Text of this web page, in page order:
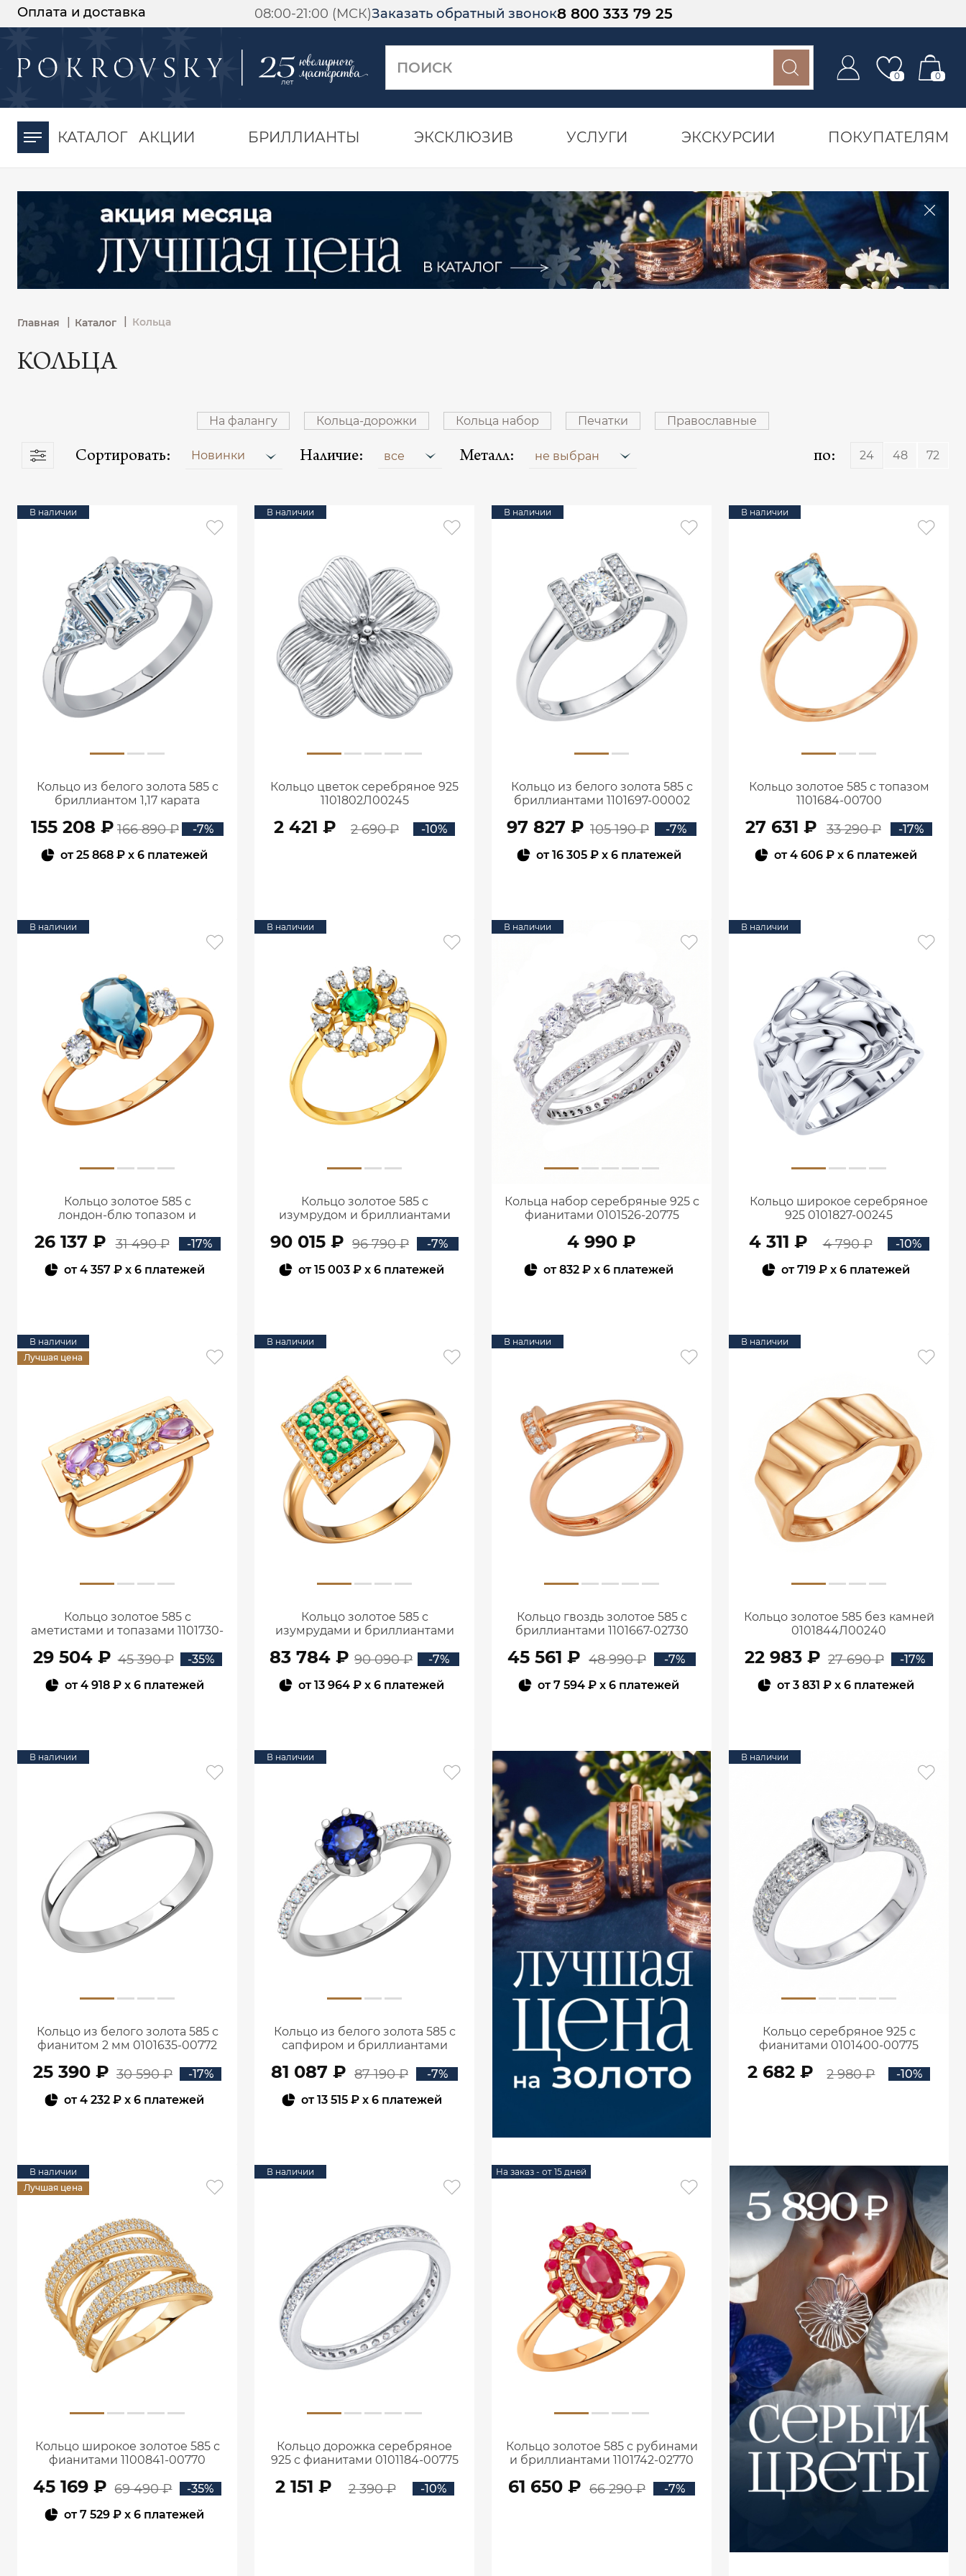
Оплата и доставка 08:00-21:00 (МСК)Заказать обратный звонок8 800 333 79 25
0 0
КАТАЛОГ АКЦИИ БРИЛЛИАНТЫ ЭКСКЛЮЗИВ УСЛУГИ ЭКСКУРСИИ ПОКУПАТЕЛЯМ
Главная | Каталог Кольца
КОЛЬЦА
На фалангу Кольца-дорожки Кольца набор Печатки Православные
Сортировать: Новинки Наличие: все Металл: не выбран по: 24 48 72
В наличии
Кольцо из белого золота 585 с
бриллиантом 1,17 карата
155 208 ₽ 166 890 ₽
-7%
от25 868 ₽ x 6 платежей
В наличии
Кольцо цветок серебряное 925
1101802Л00245
2 421 ₽ 2 690 ₽ -10%
В наличии
Кольцо из белого золота 585 с
бриллиантами 1101697-00002
97 827 ₽ 105 190 ₽
-7%
от16 305 ₽x 6 платежей
В наличии
Кольцо золотое 585 с топазом
1101684-00700
27 631 ₽ 33 290 ₽
-17%
от4 606 ₽ x 6 платежей
В наличии
Кольцо золотое 585 с
лондон‑блю топазом и
26 137 ₽ 31 490 ₽
-17%
от4 357 ₽x 6 платежей
В наличии
Кольцо золотое 585 с
изумрудом и бриллиантами
90 015 ₽ 96 790 ₽
-7%
от15 003 ₽ x 6 платежей
В наличии
Кольца набор серебряные 925 с
фианитами 0101526-20775
4 990 ₽
от832 ₽ x 6 платежей
В наличии
Кольцо широкое серебряное
925 0101827-00245
4 311 ₽ 4 790 ₽
-10%
от719 ₽ x 6 платежей
В наличии
Лучшая цена
Кольцо золотое 585 с
аметистами и топазами 1101730-
29 504 ₽ 45 390 ₽
-35%
от4 918 ₽x 6 платежей
В наличии
Кольцо золотое 585 с
изумрудами и бриллиантами
83 784 ₽ 90 090 ₽
-7%
от13 964 ₽ x 6 платежей
В наличии
Кольцо гвоздь золотое 585 с
бриллиантами 1101667-02730
45 561 ₽ 48 990 ₽
-7%
от7 594 ₽ x 6 платежей
В наличии
Кольцо золотое 585 без камней
0101844Л00240
22 983 ₽ 27 690 ₽
-17%
от3 831 ₽ x 6 платежей
В наличии
Кольцо из белого золота 585 с
фианитом 2 мм 0101635-00772
25 390 ₽ 30 590 ₽
-17%
от4 232 ₽ x 6 платежей
В наличии
Кольцо из белого золота 585 с
сапфиром и бриллиантами
81 087 ₽ 87 190 ₽
-7%
от13 515 ₽x 6 платежей
В наличии
Кольцо серебряное 925 с
фианитами 0101400-00775
2 682 ₽ 2 980 ₽ -10%
В наличии
Лучшая цена
Кольцо широкое золотое 585 с
фианитами 1100841-00770
45 169 ₽ 69 490 ₽
-35%
от7 529 ₽ x 6 платежей
В наличии
Кольцо дорожка серебряное
925 с фианитами 0101184-00775
2 151 ₽ 2 390 ₽ -10%
На заказ - от 15 дней
Кольцо золотое 585 с рубинами
и бриллиантами 1101742-02770
61 650 ₽ 66 290 ₽ -7%
-30%
момента оплаты